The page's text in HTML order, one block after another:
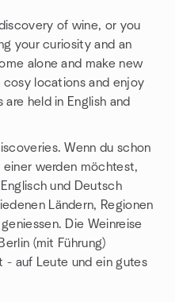
of wine, or you
your curiosity and an
alone and make new
locations and enjoy
held in English and
Wenn du schon
werden möchtest,
und Deutsch
Ländern, Regionen
Die Weinreise
(mit Führung)
auf Leute und ein gutes